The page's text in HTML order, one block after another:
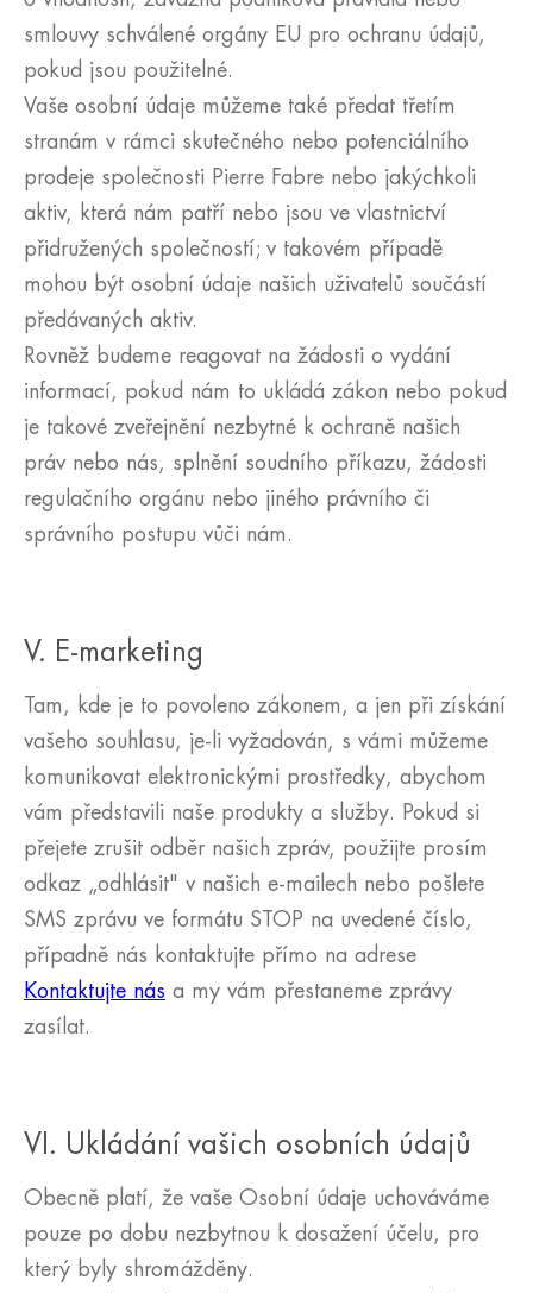
smlouvy schválené orgány EU pro ochranu údajů,
pokud jsou použitelné.
Vaše osobní údaje můžeme také předat třetím
stranám v rámci skutečného nebo potenciálního
prodeje společnosti Pierre Fabre nebo jakýchkoli
aktiv, která nám patří nebo jsou ve vlastnictví
přidružených společností; v takovém případě
mohou být osobní údaje našich uživatelů součástí
předávaných aktiv.
Rovněž budeme reagovat na žádosti o vydání
informací, pokud nám to ukládá zákon nebo pokud
je takové zveřejnění nezbytné k ochraně našich
práv nebo nás, splnění soudního příkazu, žádosti
regulačního orgánu nebo jiného právního či
správního postupu vůči nám.
V. E-marketing
Tam, kde je to povoleno zákonem, a jen při získání
vašeho souhlasu, je-li vyžadován, s vámi můžeme
komunikovat elektronickými prostředky, abychom
vám představili naše produkty a služby. Pokud si
přejete zrušit odběr našich zpráv, použijte prosím
odkaz „odhlásit" v našich e-mailech nebo pošlete
SMS zprávu ve formátu STOP na uvedené číslo,
případně nás kontaktujte přímo na adrese
Kontaktujte nás a my vám přestaneme zprávy
zasílat.
VI. Ukládání vašich osobních údajů
Obecně platí, že vaše Osobní údaje uchováváme
pouze po dobu nezbytnou k dosažení účelu, pro
který byly shromážděny.